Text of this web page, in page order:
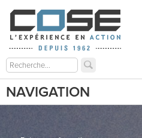
NAVIGATION